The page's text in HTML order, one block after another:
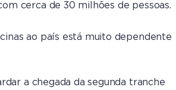
cerca de 30 milhões de pessoas.
ao país está muito dependente
a chegada da segunda tranche